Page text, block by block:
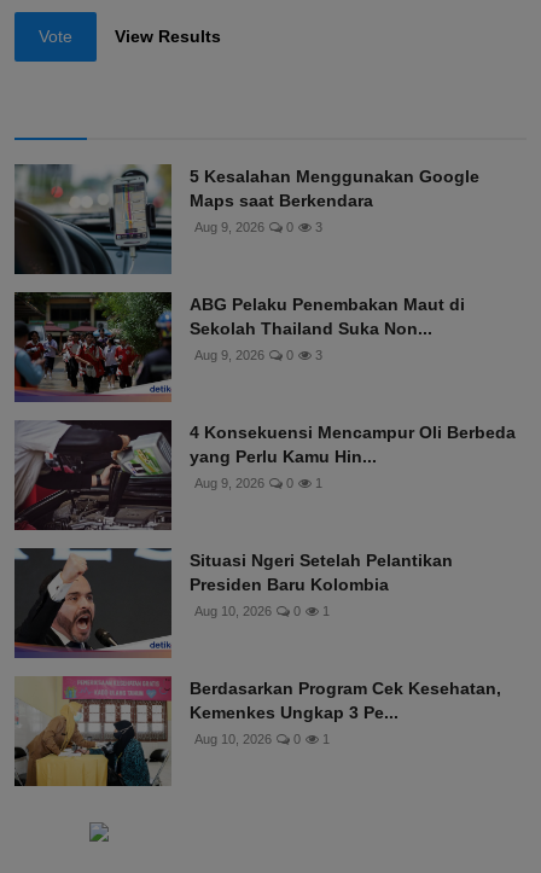
Vote View Results
5 Kesalahan Menggunakan Google
Maps saat Berkendara
Aug 9, 2026 0 3
ABG Pelaku Penembakan Maut di
Sekolah Thailand Suka Non...
Aug 9, 2026 0 3
4 Konsekuensi Mencampur Oli Berbeda
yang Perlu Kamu Hin...
Aug 9, 2026 0 1
Situasi Ngeri Setelah Pelantikan
Presiden Baru Kolombia
Aug 10, 2026 0 1
Berdasarkan Program Cek Kesehatan,
Kemenkes Ungkap 3 Pe...
Aug 10, 2026 0 1